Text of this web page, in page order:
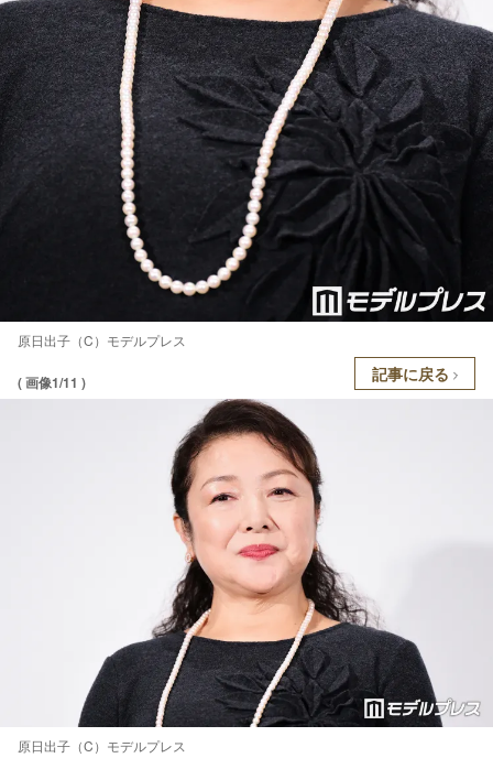
原日出子（C）モデルプレス
( 画像1/11 ) 記事に戻る
原日出子（C）モデルプレス